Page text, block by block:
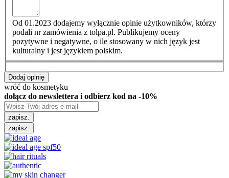
Od 01.2023 dodajemy wyłącznie opinie użytkowników, którzy
podali nr zamówienia z tolpa.pl. Publikujemy oceny
pozytywne i negatywne, o ile stosowany w nich język jest
kulturalny i jest językiem polskim.
Dodaj opinię
wróć do kosmetyku
dołącz do newslettera i odbierz kod na -10%
zapisz.
zapisz.